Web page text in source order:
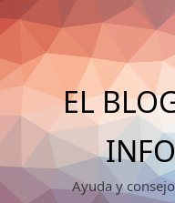
Saltar
al
contenido
EL
Ayuda y